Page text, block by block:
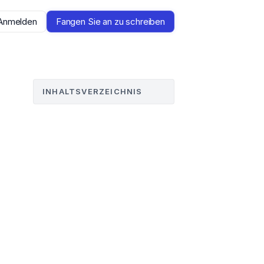
Fangen Sie an zu schreiben
INHALTSVERZEICHNIS